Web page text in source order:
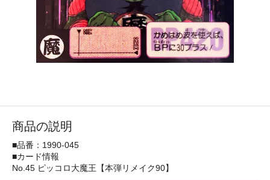
商品の説明
■品番：1990-045
■カード情報
No.45 ピッコロ大魔王【本弾リメイク90】